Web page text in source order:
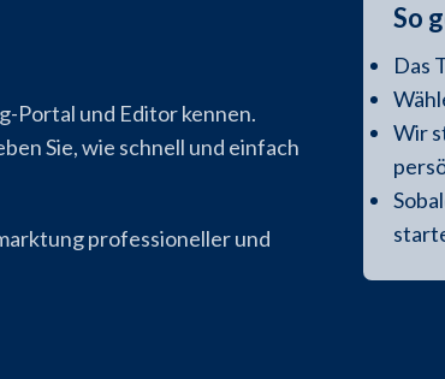
Portal und Editor kennen.
Sie, wie schnell und einfach
professioneller und
So
Das
Wir